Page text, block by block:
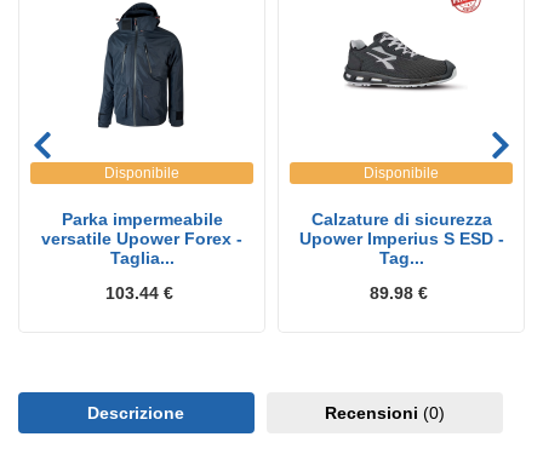
Disponibile
Parka impermeabile
versatile Upower Forex -
Taglia...
103.44 €
Disponibile
Calzature di sicurezza
Upower Imperius S ESD -
Tag...
89.98 €
Descrizione Recensioni (0)